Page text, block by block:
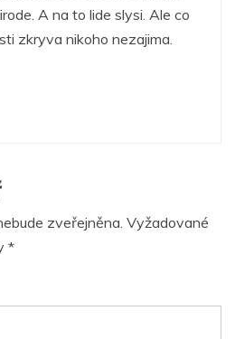
A na to lide slysi. Ale co
zkryva nikoho nezajima.
zveřejněna. Vyžadované
*